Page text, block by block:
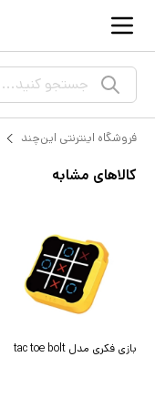
جستجو کنید...
فروشگاه اینترنتی این‌چند
کالاهای مشابه
بازی فکری مدل tac toe bolt